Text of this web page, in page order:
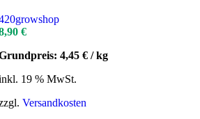
€
4,45 € /kg
19 % MwSt.
Versandkosten